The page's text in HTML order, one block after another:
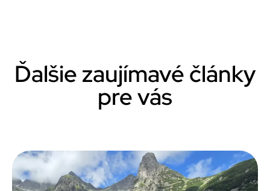
Ďalšie zaujímavé články
pre vás